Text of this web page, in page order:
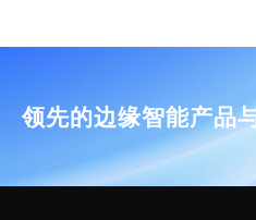
领先的边缘智能产品